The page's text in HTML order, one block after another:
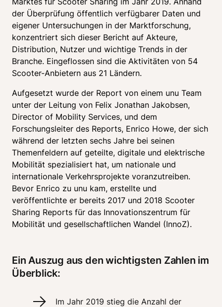
der Überprüfung öffentlich verfügbarer Daten und
eigener Untersuchungen in der Marktforschung,
konzentriert sich dieser Bericht auf Akteure,
Distribution, Nutzer und wichtige Trends in der
Branche. Eingeflossen sind die Aktivitäten von 54
Scooter-Anbietern aus 21 Ländern.
Aufgesetzt wurde der Report von einem unu Team
unter der Leitung von Felix Jonathan Jakobsen,
Director of Mobility Services, und dem
Forschungsleiter des Reports, Enrico Howe, der sich
während der letzten sechs Jahre bei seinen
Themenfeldern auf geteilte, digitale und elektrische
Mobilität spezialisiert hat, um nationale und
internationale Verkehrsprojekte voranzutreiben.
Bevor Enrico zu unu kam, erstellte und
veröffentlichte er bereits 2017 und 2018 Scooter
Sharing Reports für das Innovationszentrum für
Mobilität und gesellschaftlichen Wandel (InnoZ).
Ein Auszug aus den wichtigsten Zahlen im
Überblick:
Im Jahr 2019 stieg die Anzahl der